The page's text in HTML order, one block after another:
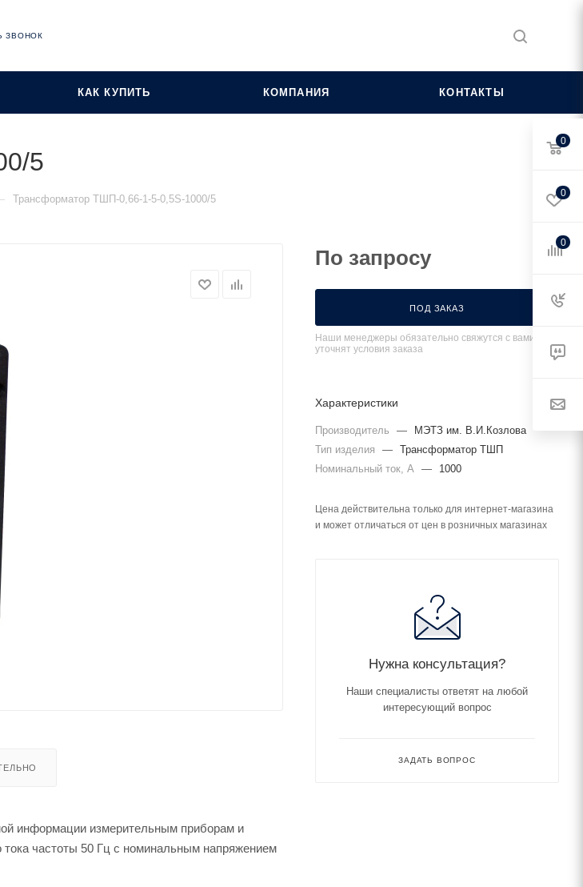
ЗВОНОК
КАК КУПИТЬ КОМПАНИЯ КОНТАКТЫ
5
Трансформатор ТШП-0,66-1-5-0,5S-1000/5
информации измерительным приборам и
тока частоты 50 Гц с номинальным напряжением
По запросу
ПОД ЗАКАЗ
Наши менеджеры обязательно свяжутся с вами и
уточнят условия заказа
Характеристики
Производитель —
МЭТЗ им. В.И.Козлова
Тип изделия
— Трансформатор ТШП
Номинальный ток, А — 1000
Цена действительна только для интернет-магазина
и может отличаться от цен в розничных магазинах
Нужна консультация?
Наши специалисты ответят на любой
интересующий вопрос
ЗАДАТЬ ВОПРОС
0
0
0